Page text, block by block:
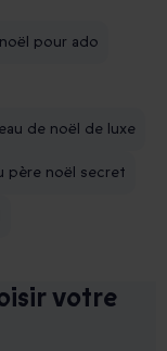
pour ado
de noël de luxe
père noël secret
votre